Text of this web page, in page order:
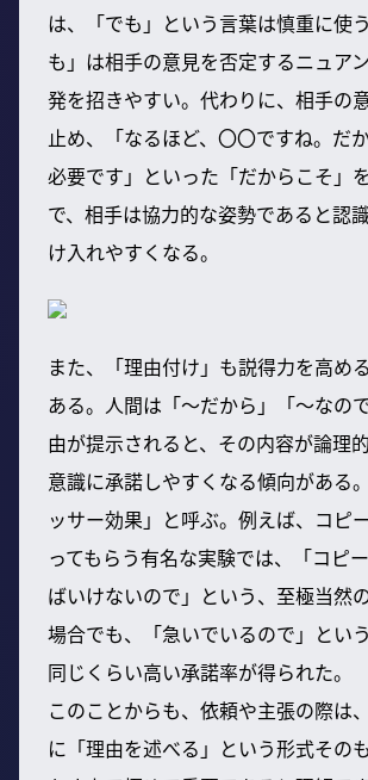
は、「でも」という言葉は慎重に使
も」は相手の意見を否定するニュア
発を招きやすい。代わりに、相手の
止め、「なるほど、〇〇ですね。
必要です」といった「だからこそ」
で、相手は協力的な姿勢であると認
け入れやすくなる。
また、「理由付け」も説得力を高め
ある。人間は「～だから」「～なの
由が提示されると、その内容が論理
意識に承諾しやすくなる傾向がある
ッサー効果」と呼ぶ。例えば、コピ
ってもらう有名な実験では、「コピ
ばいけないので」という、至極当然
場合でも、「急いでいるので」とい
同じくらい高い承諾率が得られた。
このことからも、依頼や主張の際は
に「理由を述べる」という形式その